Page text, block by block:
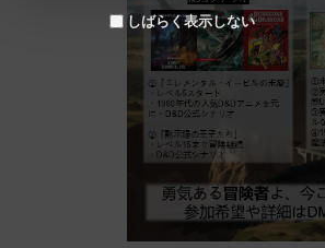
しばらく表示しない